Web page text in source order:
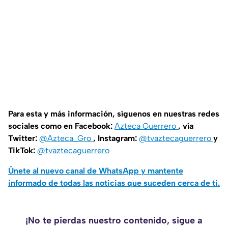
Para esta y más información, síguenos en nuestras redes
sociales como en Facebook: Azteca Guerrero , vía
Twitter: @Azteca_Gro , Instagram: @tvaztecaguerrero y
TikTok: @tvaztecaguerrero
Únete al nuevo canal de WhatsApp y mantente
informado de todas las noticias que suceden cerca de ti.
¡No te pierdas nuestro contenido, sigue a